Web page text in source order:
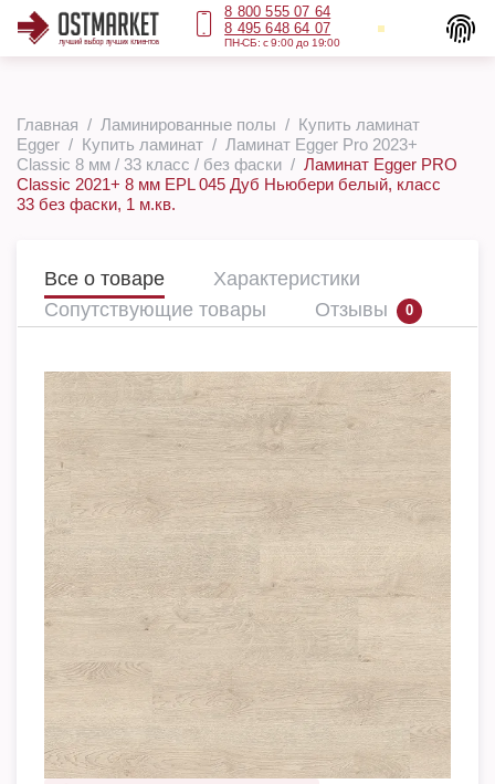
8 800 555 07 64
8 495 648 64 07
ПН-СБ: с 9:00 до 19:00
Главная Ламинированные полы
Купить ламинат
Egger
Купить ламинат
Ламинат Egger Pro 2023+
Classic 8 мм / 33 класс / без фаски
Ламинат Egger PRO
Classic 2021+ 8 мм EPL 045 Дуб Ньюбери белый, класс
33 без фаски, 1 м.кв.
Все о товаре
Характеристики
Сопутствующие товары
Отзывы 0